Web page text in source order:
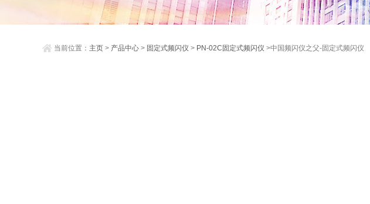
当前位置： 主页 > 产品中心 > 固定式频闪仪 > PN-02C固定式频闪仪 >中国频闪仪之父-固定式频闪仪